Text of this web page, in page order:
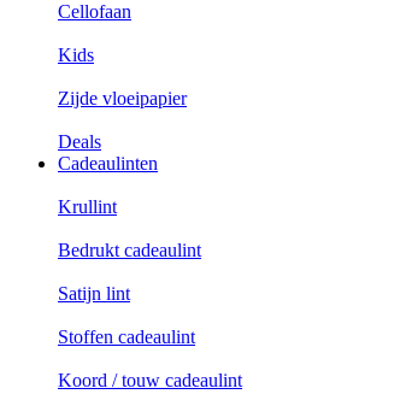
Cellofaan
Kids
Zijde vloeipapier
Deals
Cadeaulinten
Krullint
Bedrukt cadeaulint
Satijn lint
Stoffen cadeaulint
Koord / touw cadeaulint